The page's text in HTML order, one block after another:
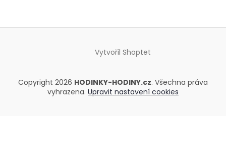
Vytvořil Shoptet
Copyright 2026 HODINKY-HODINY.cz. Všechna práva
vyhrazena. Upravit nastavení cookies